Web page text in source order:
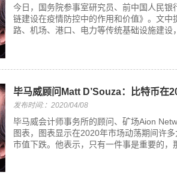
今日，国务院参事室研究员、前中国人民
链建设在疫情防控中的作用和价值》。文
路、机场、港口、电力等传统基础设施建设
毕马威顾问Matt D’Souza：比特币在
发布时间:：2020/04/08
毕马威会计师事务所的顾问、矿场Aion
图表，图表显示在2020年市场动荡期间许
市值下跌。他表示，只有一件事是重要的，